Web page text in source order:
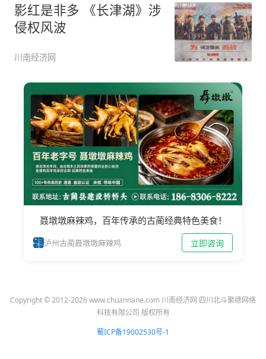
影红是非多 《长津湖》涉
侵权风波
川南经济网
聂墩墩麻辣鸡，百年传承的古蔺经典特色美食！
泸州古蔺聂墩墩麻辣鸡 立即咨询
Copyright © 2012-2026 www.chuannane.com 川南经济网 四川北斗聚德网络
科技有限公司 版权所有
蜀ICP备19002530号-1